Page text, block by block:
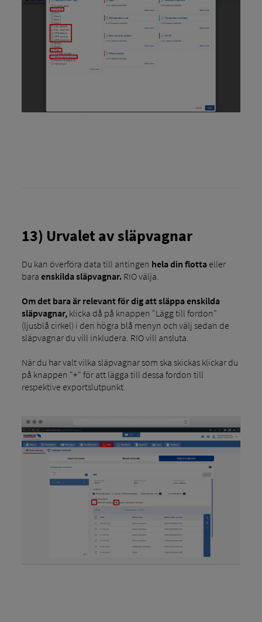
13) Urvalet av släpvagnar
Du kan överföra data till antingen hela din flottaeller
bara enskilda släpvagnar.RIO välja.
Om det bara är relevant för dig att släppa enskilda
släpvagnar,klicka då på knappen "Lägg till fordon"
(ljusblå cirkel) i den högra blå menyn och välj sedan de
släpvagnar du vill inkludera. RIO vill ansluta.
När du har valt vilka släpvagnar som ska skickas klickar du
på knappen "+" för att lägga till dessa fordon till
respektive exportslutpunkt.